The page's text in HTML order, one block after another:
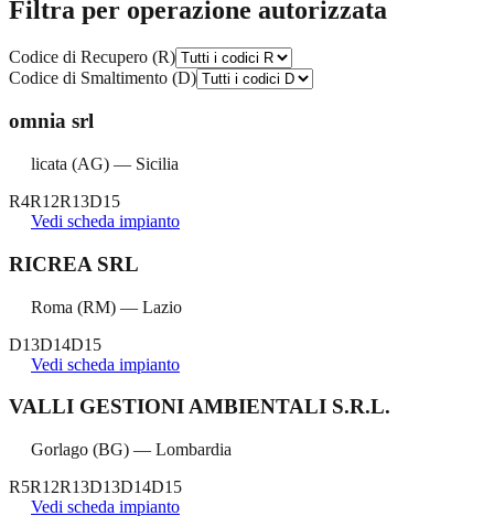
Filtra per operazione autorizzata
Codice di Recupero (R)
Codice di Smaltimento (D)
omnia srl
licata (AG) — Sicilia
R4R12R13D15
Vedi scheda impianto
RICREA SRL
Roma (RM) — Lazio
D13D14D15
Vedi scheda impianto
VALLI GESTIONI AMBIENTALI S.R.L.
Gorlago (BG) — Lombardia
R5R12R13D13D14D15
Vedi scheda impianto